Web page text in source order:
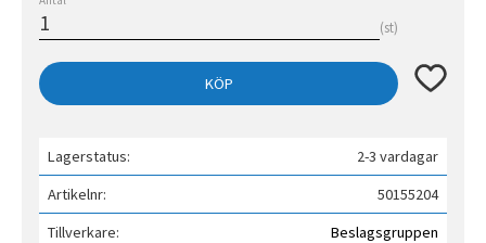
st
KÖP Lägg till
Lagerstatus
2-3 vardagar
Artikelnr
50155204
Tillverkare
Beslagsgruppen